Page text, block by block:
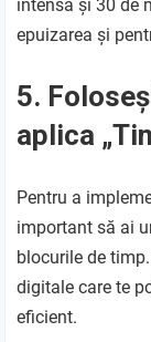
intensă și 30 de
epuizarea și
5.
aplica
Pentru a
important să ai
blocurile de
digitale care te
eficient.